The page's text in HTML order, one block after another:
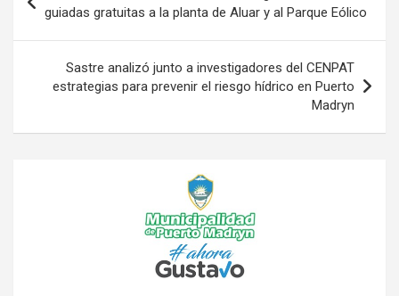
de
entradas
guiadas gratuitas a la planta de Aluar y al Parque Eólico
Sastre analizó junto a investigadores del CENPAT
estrategias para prevenir el riesgo hídrico en Puerto
Madryn